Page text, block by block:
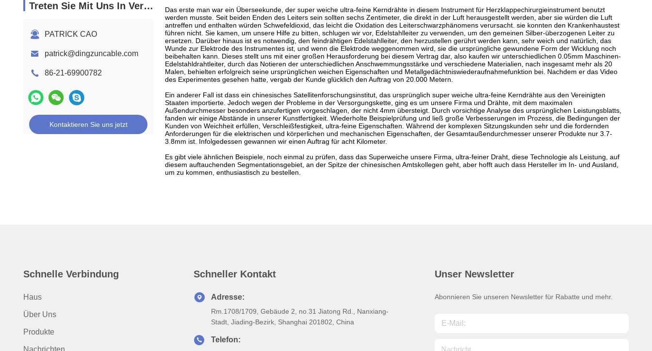
Treten Sie Mit Uns In Verbindung
PATRICK CAO
patrick@dingzuncable.com
86-21-69900782
Kontaktieren Sie uns jetzt
Das erste man war ein Überseekunde, der super weiche ultra-feine Kerndrähte in diesem Instrument für Herzklappechirurgieinstrument benutzt
werden musste. Seit beiden Enden des Leiters sein sollten sechs Zentimeter, die direkt in der Luft herausgestellt werden, aber sie würden die Luft
antreffen und enthalten würden Schwefeldioxid, das leicht die Oxidation des Leiterschwarzphänomens verursacht. sie konnten den Krankenhaustest
führen nicht. Sie kamen, um unsere Hilfe zu bitten, schlugen wir vor, Edelstahlleiter zu verwenden, um den gemeinen Silber-überzogenen Leiter zu
ersetzen. Darüber hinaus ist es notwendig, den feindrähtigen Edelstahlleiter, den herzustellen gerührt werden kann, sehr weich und natürlich, das
Wunde zur Elektrode des Instrumentes ist, und wenn die Elektrode weggenommen wird, sie die ursprüngliche gewundene Form der Wicklung noch
beibehalten kann. Dieses stellt uns mit einer großen Herausforderung bei diesem Vertrag dar, also kaufen wir unterschiedlichen 0.05mm Maschinen-
Edelstahldrahtleiter, durch das Notieren der unterschiedlichen Anschwemmungsstärke und verschiedene Materialien, nach insgesamt mehr als 20
Malen, behielten erfolgreich seine ursprünglichen weichen Eigenschaften und Metallgedächtniswiederaufnahmefunktion bei. Nachdem er das Video
des Experimentes gesehen hatte, vergab der Kunde glücklich den Auftrag von 20.000 Metern.
Ein anderer Fall ist dass ein chinesisches Satellitenforschungsinstitut, das ursprünglich super weiche ultra-feine Kerndrähte aus den Vereinigten
Staaten importierte. Jedoch wegen der Probleme in der Versorgungskette, ging es um unsere Firma und Drähte, mit dem maximalen
Außendurchmesser besonders anzufertigen vorgeschlagen, der nicht 4mm übersteigt. Durch vorsichtige Analyse des ursprünglichen Leistungsblatts,
fanden wir einige Abstände in unserer Kunstfertigkeit. Wiederholte Beispielprüfung und ließ große Verbesserungen im Prozess, die Bedingungen der
Kunden von Weichheit erfüllen, Verschleißfestigkeit, ultra-feine Eigenschaften. Während der komplexen Sitzungskunden sehr und die fordernden
Anforderungen für die elektrischen und körperlichen und mechanischen Eigenschaften, der Gesamtaußendurchmesser unserer Produkte nur 3.7-
3.8mm ist. Infolgedessen gewannen wir einen Auftrag für acht Kilometer.
Es gibt viele ähnlichen Beispiele, noch einmal zu prüfen, dass das Superweiche unsere Firma, ultra-feiner Draht, diese Technologie als Leistung, auf
diesem auftauchenden Segmentationsgebiet, an der Spitze der chinesischen Amtskollegen geht, aber hofft auch dass Hersteller im In- und Ausland,
um zu kommen, enthusiastisch zu bestellen.
Schnelle Verbindung
Haus
Über Uns
Produkte
Nachrichten
Schneller Kontakt
Adresse:
Rm.1708/1709, Gebäude 2, no.31 Jiatong Rd., Nanxiang-
Stadt, Jiading-Bezirk, Shanghai 201802, China
Telefon:
Unser Newsletter
Abonnieren Sie unseren Newsletter für Rabatte und mehr.